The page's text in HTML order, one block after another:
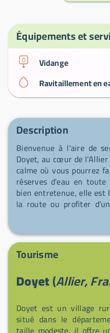
Équipements et
Vidange
Ravitaillement en
Description
Bienvenue à l'aire de
Doyet, au cœur de
calme où vous pourrez
réserves d'eau en
bien entretenue, elle est
la route ou profiter
village. N'hésitez pas
Tourisme
Doyet(Allier,
Doyet est un village
situé dans le